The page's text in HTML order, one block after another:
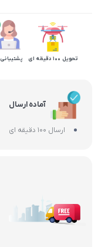
تحویل 100 دقیقه ای پشتیبانی VIP
آماده ارسال
ارسال 100 دقیقه ای